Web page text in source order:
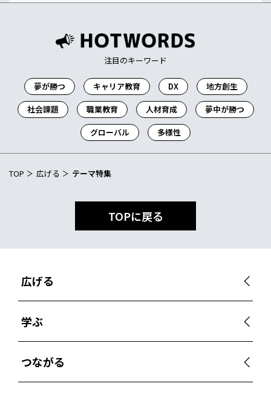
注目のキーワード
夢が勝つ キャリア教育 DX
地方創生
社会課題
職業教育 人材育成
夢中が勝つ
グローバル
多様性
TOP 広げる テーマ特集
TOPに戻る
広げる
学ぶ
つながる